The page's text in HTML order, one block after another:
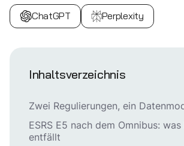
ChatGPT Perplexity
Inhaltsverzeichnis
Zwei Regulierungen, ein
ESRS E5 nach dem Omnibus:
entfällt